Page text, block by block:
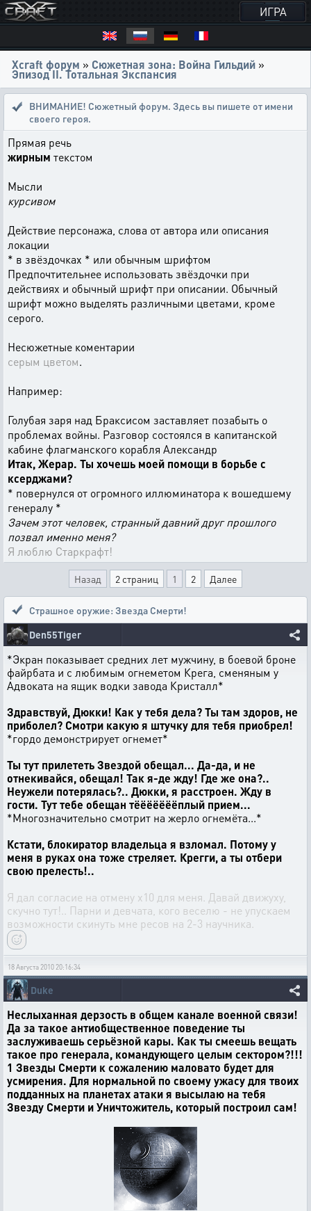
ИГРА
Xcraft форум » Сюжетная зона: Война Гильдий »
Эпизод II. Тотальная Экспансия
ВНИМАНИЕ! Сюжетный форум. Здесь вы пишете от имени
своего героя.
Прямая речь
жирным текстом
Мысли
курсивом
Действие персонажа, слова от автора или описания
локации
* в звёздочках * или обычным шрифтом
Предпочтительнее использовать звёздочки при
действиях и обычный шрифт при описании. Обычный
шрифт можно выделять различными цветами, кроме
серого.
Несюжетные коментарии
серым цветом.
Например:
Голубая заря над Браксисом заставляет позабыть о
проблемах войны. Разговор состоялся в капитанской
кабине флагманского корабля Александр
Итак, Жерар. Ты хочешь моей помощи в борьбе с
ксерджами?
* повернулся от огромного иллюминатора к вошедшему
генералу *
Зачем этот человек, странный давний друг прошлого
позвал именно меня?
Я люблю Старкрафт!
Назад 2 страниц 1 2 Далее
Страшное оружие: Звезда Смерти!
Den55Tiger
*Экран показывает средних лет мужчину, в боевой броне
файрбата и с любимым огнеметом Крега, сменяным у
Адвоката на ящик водки завода Кристалл*
Здравствуй, Дюкки! Как у тебя дела? Ты там здоров, не
приболел? Смотри какую я штучку для тебя приобрел!
*гордо демонстрирует огнемет*
Ты тут прилететь Звездой обещал... Да-да, и не
отнекивайся, обещал! Так я-де жду! Где же она?..
Неужели потерялась?.. Дюкки, я расстроен. Жду в
гости. Тут тебе обещан тёёёёёёёплый прием...
*Многозначительно смотрит на жерло огнемёта...*
Кстати, блокиратор владельца я взломал. Потому у
меня в руках она тоже стреляет. Крегги, а ты отбери
свою прелесть!..
Я дал согласие на отмену x10 для меня. Давай движуху,
скучно тут!.. Парни и девчата, кого веселю - не упускаем
возможности скинуть мне ресов на 2-3 научника.
18 Августа 2010 20:16:34
Duke
Неслыханная дерзость в общем канале военной связи!
Да за такое антиобщественное поведение ты
заслуживаешь серьёзной кары. Как ты смеешь вещать
такое про генерала, командующего целым сектором?!!!
1 Звезды Смерти к сожалению маловато будет для
усмирения. Для нормальной по своему ужасу для твоих
подданных на планетах атаки я высылаю на тебя
Звезду Смерти иУничтожитель, который построил сам!